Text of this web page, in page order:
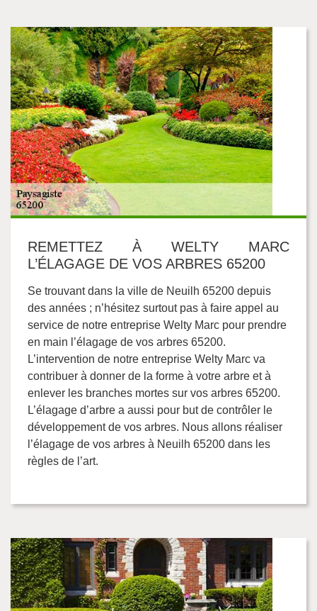
REMETTEZ À WELTY MARC
L’ÉLAGAGE DE VOS ARBRES 65200
Se trouvant dans la ville de Neuilh 65200 depuis
des années ; n’hésitez surtout pas à faire appel au
service de notre entreprise Welty Marc pour prendre
en main l’élagage de vos arbres 65200.
L’intervention de notre entreprise Welty Marc va
contribuer à donner de la forme à votre arbre et à
enlever les branches mortes sur vos arbres 65200.
L’élagage d’arbre a aussi pour but de contrôler le
développement de vos arbres. Nous allons réaliser
l’élagage de vos arbres à Neuilh 65200 dans les
règles de l’art.